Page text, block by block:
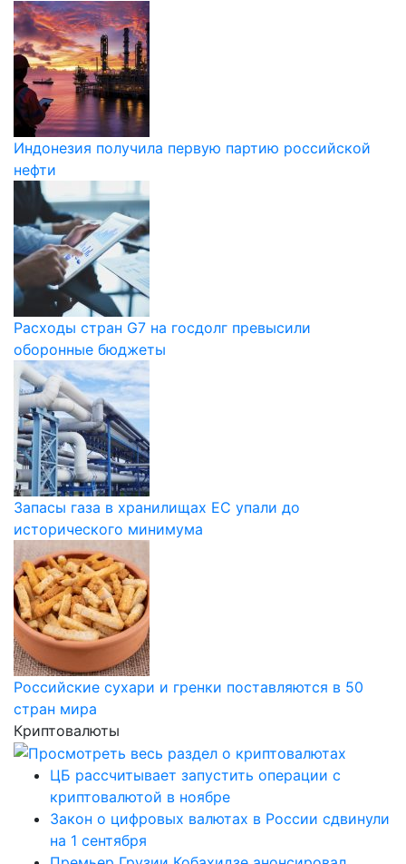
Индонезия получила первую партию российской
нефти
Расходы стран G7 на госдолг превысили
оборонные бюджеты
Запасы газа в хранилищах ЕС упали до
исторического минимума
Российские сухари и гренки поставляются в 50
стран мира
Криптовалюты
ЦБ рассчитывает запустить операции с
криптовалютой в ноябре
Закон о цифровых валютах в России сдвинули
на 1 сентября